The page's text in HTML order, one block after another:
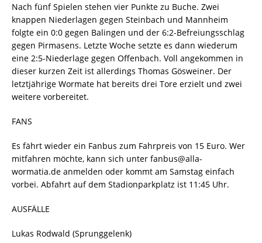
Nach fünf Spielen stehen vier Punkte zu Buche. Zwei
knappen Niederlagen gegen Steinbach und Mannheim
folgte ein 0:0 gegen Balingen und der 6:2-Befreiungsschlag
gegen Pirmasens. Letzte Woche setzte es dann wiederum
eine 2:5-Niederlage gegen Offenbach. Voll angekommen in
dieser kurzen Zeit ist allerdings Thomas Gösweiner. Der
letztjährige Wormate hat bereits drei Tore erzielt und zwei
weitere vorbereitet.
FANS
Es fährt wieder ein Fanbus zum Fahrpreis von 15 Euro. Wer
mitfahren möchte, kann sich unter fanbus@alla-
wormatia.de anmelden oder kommt am Samstag einfach
vorbei. Abfahrt auf dem Stadionparkplatz ist 11:45 Uhr.
AUSFÄLLE
Lukas Rodwald (Sprunggelenk)